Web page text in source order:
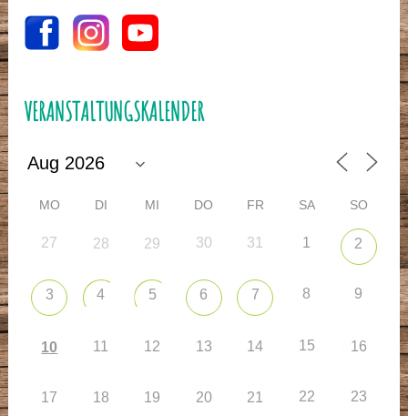
VERANSTALTUNGSKALENDER
MO DI MI DO FR SA SO
27 28 29 30 31 1 2
3 4 5 6 7 8 9
10 11 12 13 14 15 16
17 18 19 20 21 22 23